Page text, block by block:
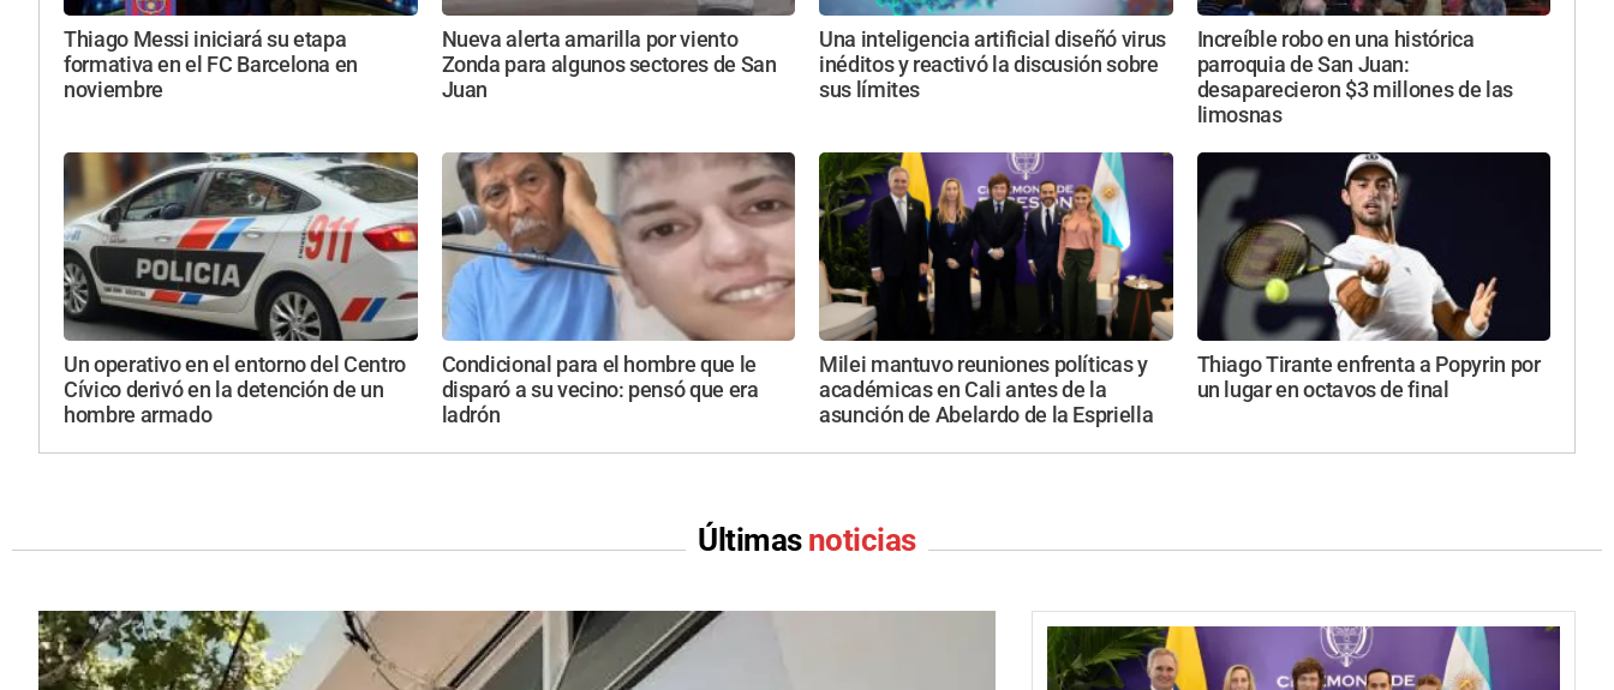
Thiago Messi iniciará su etapa
formativa en el FC Barcelona en
noviembre
Nueva alerta amarilla por viento
Zonda para algunos sectores de San
Juan
Una inteligencia artificial diseñó virus
inéditos y reactivó la discusión sobre
sus límites
Increíble robo en una histórica
parroquia de San Juan:
desaparecieron $3 millones de las
limosnas
Un operativo en el entorno del Centro
Cívico derivó en la detención de un
hombre armado
Condicional para el hombre que le
disparó a su vecino: pensó que era
ladrón
Milei mantuvo reuniones políticas y
académicas en Cali antes de la
asunción de Abelardo de la Espriella
Thiago Tirante enfrenta a Popyrin por
un lugar en octavos de final
Últimas noticias